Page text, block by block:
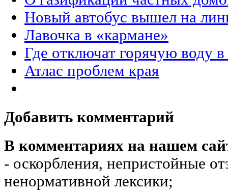
Новый автобус вышел на
Лавочка в «кармане»
Где отключат горячую воду в
Атлас проблем края
Добавить комментарий
В комментариях на нашем
- оскорбления, непристойные
ненормативной лексики;